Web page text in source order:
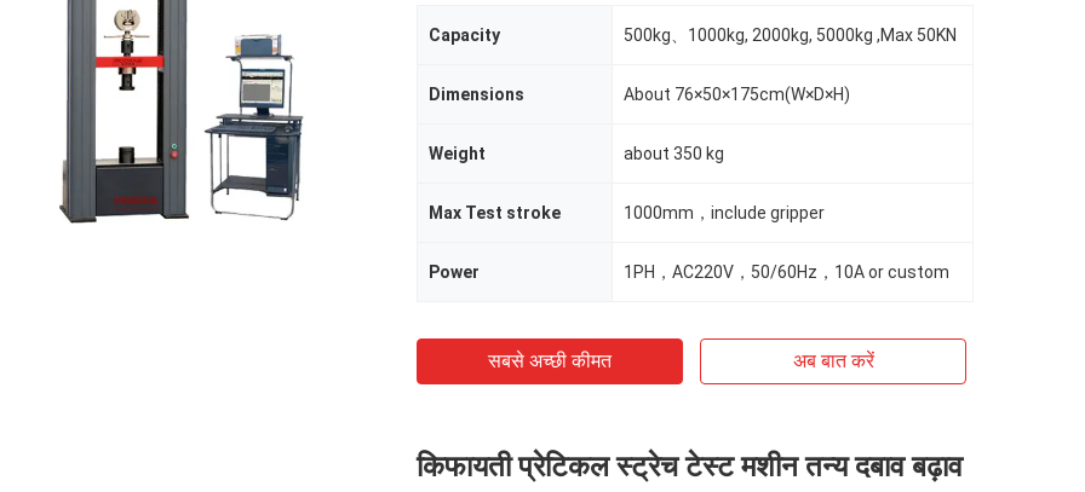
Capacity 500kg、1000kg, 2000kg, 5000kg ,Max 50KN
Dimensions About 76×50×175cm(W×D×H)
Weight about 350 kg
Max Test stroke 1000mm，include gripper
Power 1PH，AC220V，50/60Hz，10A or custom
सबसे अच्छी कीमत अब बात करें
किफायती प्रेटिकल स्ट्रेच टेस्ट मशीन तन्य दबाव बढ़ाव